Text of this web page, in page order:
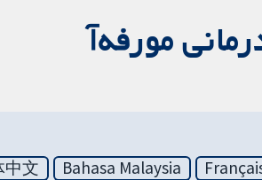
مورفه‌آ
Bahasa Malaysia
中文